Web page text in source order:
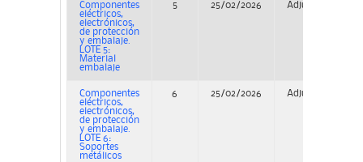
Componentes
eléctricos,
electrónicos,
de protección
y embalaje.
LOTE 5:
Material
embalaje
5 25/02/2026 Adjudicación
Componentes
eléctricos,
electrónicos,
de protección
y embalaje.
LOTE 6:
Soportes
metálicos
6 25/02/2026 Adjudicación